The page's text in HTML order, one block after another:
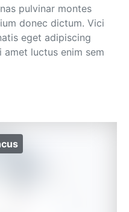
pulvinar montes
donec dictum. Vici
eget adipiscing
luctus enim sem